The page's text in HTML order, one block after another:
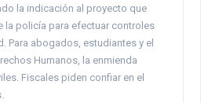
la indicación al proyecto que
la policía para efectuar controles
Para abogados, estudiantes y el
Humanos, la enmienda
Fiscales piden confiar en el